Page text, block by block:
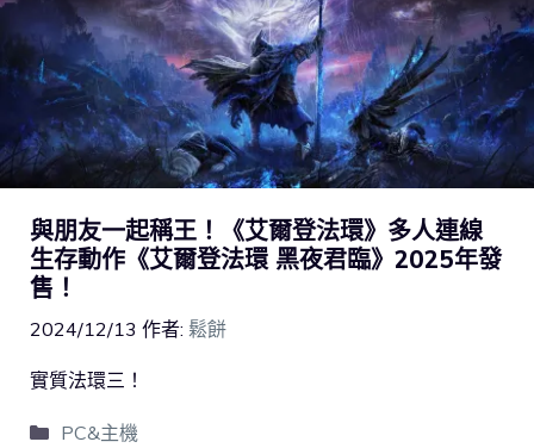
與朋友一起稱王！《艾爾登法環》多人連線
生存動作《艾爾登法環 黑夜君臨》2025年發
售！
2024/12/13 作者: 鬆餅
實質法環三！
PC&主機